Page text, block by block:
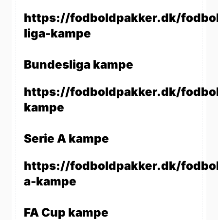
https://fodboldpakker.dk/
liga-kampe
Bundesliga kampe
https://fodboldpakker.dk/
kampe
Serie A kampe
https://fodboldpakker.dk/
a-kampe
FA Cup kampe